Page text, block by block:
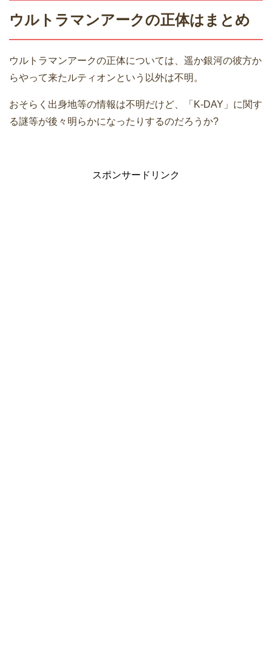
ウルトラマンアークの正体はまとめ
ウルトラマンアークの正体については、遥か銀河の彼方か
らやって来たルティオンという以外は不明。
おそらく出身地等の情報は不明だけど、「K-DAY」に関す
る謎等が後々明らかになったりするのだろうか?
スポンサードリンク